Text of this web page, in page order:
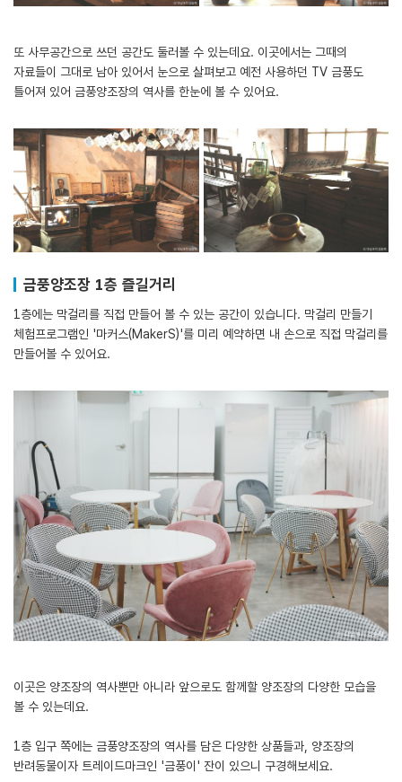
또 사무공간으로 쓰던 공간도 둘러볼 수 있는데요. 이곳에서는 그때의
자료들이 그대로 남아 있어서 눈으로 살펴보고 예전 사용하던 TV 금풍도
틀어져 있어 금풍양조장의 역사를 한눈에 볼 수 있어요.
금풍양조장 1층 즐길거리
1층에는 막걸리를 직접 만들어 볼 수 있는 공간이 있습니다. 막걸리 만들기
체험프로그램인 '마커스(MakerS)'를 미리 예약하면 내 손으로 직접 막걸리를
만들어볼 수 있어요.
이곳은 양조장의 역사뿐만 아니라 앞으로도 함께할 양조장의 다양한 모습을
볼 수 있는데요.
1층 입구 쪽에는 금풍양조장의 역사를 담은 다양한 상품들과, 양조장의
반려동물이자 트레이드마크인 '금풍이' 잔이 있으니 구경해보세요.